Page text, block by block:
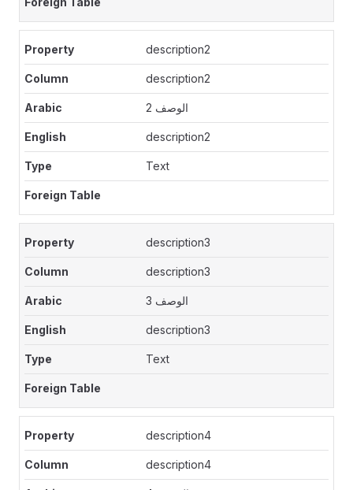
description2
description2
الوصف 2
description2
Text
description3
description3
الوصف 3
description3
Text
description4
description4